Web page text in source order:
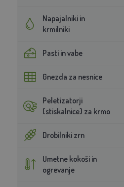
Napajalniki in
krmilniki
Pasti in vabe
Gnezda za nesnice
Peletizatorji
(stiskalnice) za krmo
Drobilniki zrn
Umetne kokoši in
ogrevanje